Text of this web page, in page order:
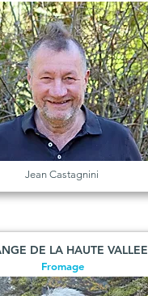
Jean Castagnini
DE LA HAUTE VALLEE
Fromage